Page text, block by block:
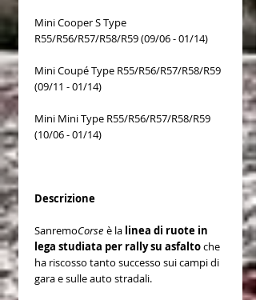
Mini Cooper S Type
R55/R56/R57/R58/R59 (09/06 - 01/14)
Mini Coupé Type R55/R56/R57/R58/R59
(09/11 - 01/14)
Mini Mini Type R55/R56/R57/R58/R59
(10/06 - 01/14)
Descrizione
SanremoCorse è la linea di ruote in
lega studiata per rally su asfaltoche
ha riscosso tanto successo sui campi di
gara e sulle auto stradali.